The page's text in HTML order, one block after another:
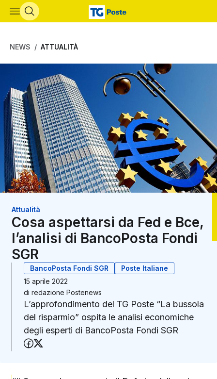
Vai al contenuto principale
NEWS ATTUALITÀ
Attualità
Cosa aspettarsi da Fed e Bce,
l’analisi di BancoPosta Fondi
SGR
BancoPosta Fondi SGR
Poste Italiane
15 aprile 2022
di redazione Postenews
L’approfondimento del TG Poste “La bussola
del risparmio” ospita le analisi economiche
degli esperti di BancoPosta Fondi SGR
Condividi su Facebook